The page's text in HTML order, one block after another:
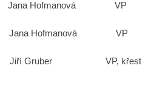
Hofmanová VP
VP
VP, křest